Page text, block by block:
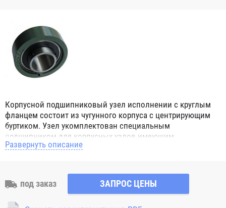
Корпусной подшипниковый узел исполнении с круглым
фланцем состоит из чугунного корпуса с центрирующим
буртиком. Узел укомплектован специальным
подшипником для корпусных узлов имеющим
сферическое наружное кольцо. При монтаже корпусных
вала или неточность монтажа. Корпус имеет четыре
отверстия для закрепления. Узлы c круглым чугунным
фланцем являются обслуживаемыми, подшипник
Развернуть описание
под заказ ЗАПРОС ЦЕНЫ